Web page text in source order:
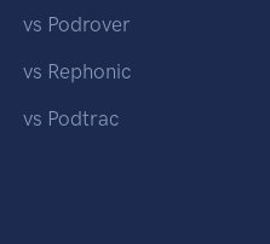
vs Podrover
vs Rephonic
vs Podtrac